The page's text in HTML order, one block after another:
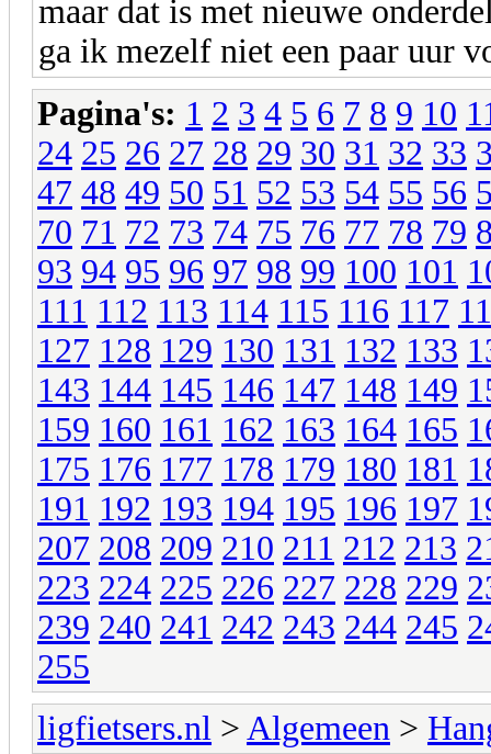
maar dat is met nieuwe
ga ik mezelf niet een paar uur
Pagina's: 1 2 3 4 5 6 7 8 9 10
24 25 26 27 28 29 30 31 32 33
47 48 49 50 51 52 53 54 55 56
70 71 72 73 74 75 76 77 78 79
93 94 95 96 97 98 99 100 101
111 112 113 114 115 116 117
127 128 129 130 131 132 133
143 144 145 146 147 148 149
159 160 161 162 163 164 165
175 176 177 178 179 180 181
191 192 193 194 195 196 197
207 208 209 210 211 212 213
223 224 225 226 227 228 229
239 240 241 242 243 244 245
255
ligfietsers.nl > Algemeen >